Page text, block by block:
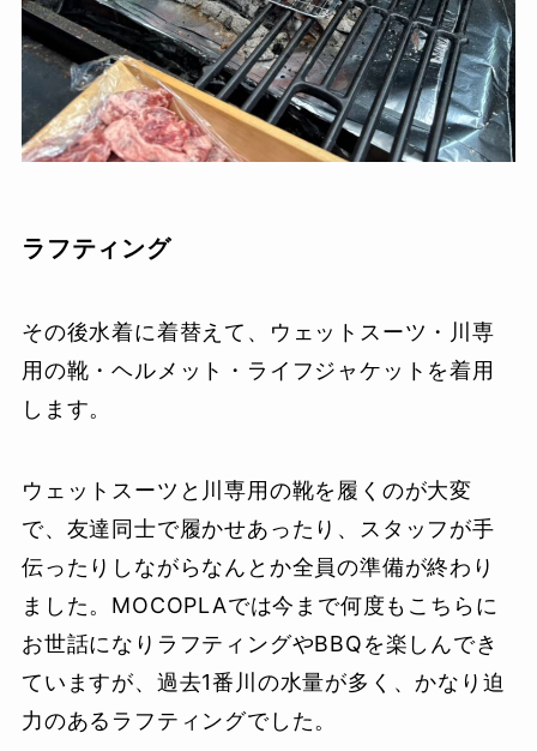
ラフティング
その後水着に着替えて、ウェットスーツ・川専
用の靴・ヘルメット・ライフジャケットを着用
します。
ウェットスーツと川専用の靴を履くのが大変
で、友達同士で履かせあったり、スタッフが手
伝ったりしながらなんとか全員の準備が終わり
ました。MOCOPLAでは今まで何度もこちらに
お世話になりラフティングやBBQを楽しんでき
ていますが、過去1番川の水量が多く、かなり迫
力のあるラフティングでした。